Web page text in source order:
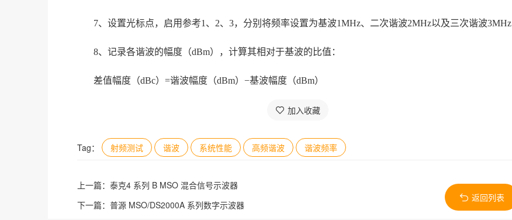
7、设置光标点，启用参考1、2、3，分别将频率设置为基波1MHz、二次谐波2MHz以及三次谐波3MHz
8、记录各谐波的幅度（dBm），计算其相对于基波的比值：
差值幅度（dBc）=谐波幅度（dBm）−基波幅度（dBm）
加入收藏
Tag： 射频测试 谐波 系统性能 高频谐波 谐波频率
上一篇： 泰克4 系列 B MSO 混合信号示波器
下一篇： 普源 MSO/DS2000A 系列数字示波器
返回列表